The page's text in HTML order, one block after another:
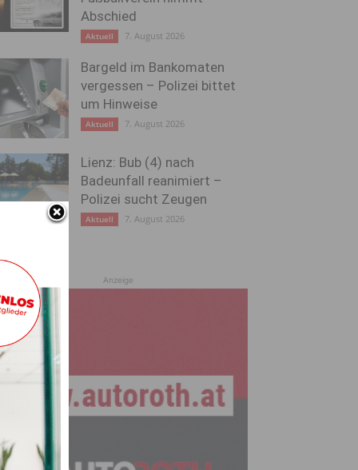
Abschied
Aktuell 7. August 2026
Bargeld im Bankomaten
vergessen – Polizei bittet
um Hinweise
Aktuell 7. August 2026
Lienz: Bub (4) nach
Badeunfall reanimiert –
Polizei sucht Zeugen
Aktuell 7. August 2026
Anzeige